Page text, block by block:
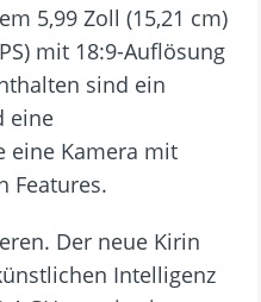
5,99 Zoll (15,21 cm)
mit 18:9-Auflösung
sind ein
eine
eine Kamera mit
Features.
Der neue Kirin
Intelligenz